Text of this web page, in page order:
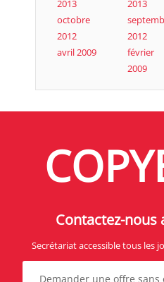
2013
2013
octobre
2012
2012
avril 2009
février
2009
Contactez-nous
Secrétariat accessible tous les
Demander une offre sans